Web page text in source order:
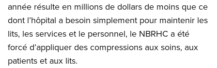
année résulte en millions de dollars de moins que ce
dont l’hôpital a besoin simplement pour maintenir les
lits, les services et le personnel, le NBRHC a été
forcé d’appliquer des compressions aux soins, aux
patients et aux lits.